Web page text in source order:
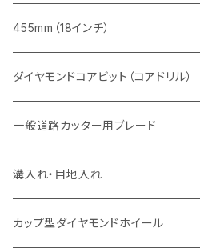
FRP切断用
塩ビ管・キッチンパネル切断用
大理石
ヒューム管・U字溝切断用
鋳鉄管切断用
ヒューム管・U字溝切断用
インターロッキング切断用
鋳鉄管切断用
ヒューム管・U字溝切断用
インターロッキング切断用
一般道路カッター用
ヒューム管・U字溝切断用
アスファルト切断用
一般道路カッター用
セグメント（特殊凹凸加工チップ
セグメントタイプ
コンクリート切断用
セグメント
セグメント（特殊凸凹加工チップ
ブロック切断用
セグメント
セグメント（特殊凸凹加工チップ
レンガ切断用
セグメント
セグメント（特殊凸凹加工チップ
インターロッキング切断用
セグメントタイプ
鋳鉄管切断用
セグメント
セグメント（特殊凸凹加工チップ
鉄筋コンクリート切断用
セグメントタイプ
コンクリート切断用
セグメント
セグメント（特殊凸凹加工チップ
ブロック切断用
セグメント
セグメント（特殊凸凹加工チップ
レンガ切断用
セグメント
インターロッキング切断用
みかげ石（御影石）切断用
セグメントタイプ
コンクリート切断用
セグメントタイプ
一般道路カッター用
鉄筋コンクリート切断用
セグメントタイプ
インターロッキング切断用
セグメントタイプ
鋳鉄管切断用
455mm（18インチ）
道路コンクリート切断用
道路アスファルト切断用
ダイヤモンドコアビット（コアドリル）
Aロット
有効長 250mm
有効長 370mm
Ｃロット
有効長 250mm
M27
一般道路カッター用ブレード
道路（アスファルト用）
255mm（10インチ）
道路（コンクリート舗装面）
溝入れ・目地入れ
V型チップ
カップ型ダイヤモンドホイール